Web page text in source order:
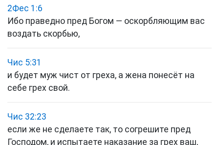
2Фес 1:6
Ибо праведно пред Богом — оскорбляющим вас
воздать скорбью,
Чис 5:31
и будет муж чист от греха, а жена понесёт на
себе грех свой.
Чис 32:23
если же не сделаете так, то согрешите пред
Господом, и испытаете наказание за грех ваш,